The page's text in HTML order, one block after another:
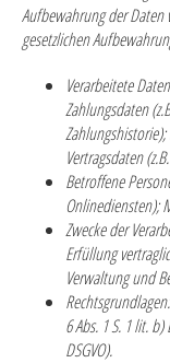
Aufbewahrung der
gesetzlichen
Verarbeitete
Zahlungsdaten
Vertragsdaten
Betroffene
Onlinediensten);
Zwecke der
Erfüllung
Verwaltung und
Rechtsgrundlagen:
6 Abs. 1 S. 1 lit.
DSGVO).